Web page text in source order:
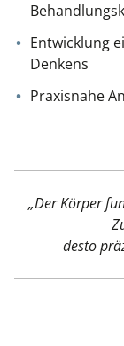
Entwicklung
Denkens
Praxisnahe
„Der Körper
desto